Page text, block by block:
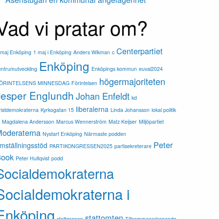
vi pratar om?
Enköping 1 maj i Enköping Anders Wikman c Centerpartiet
Enköping Enköpings kommun euval2024
MINNESDAG Förintelsen högermajoriteten
EnglundhJohan Enfeldt kd
Kyrkogatan 15 liberalerna Linda Johansson lokal politik
Magdalena Andersson Marcus Wennerström Matz Keijser Miljöpartiet
Nystart Enköping Närmaste podden
PARTIKONGRESSEN2025 partisekreterare Peter
Peter Hultqvist podd
i